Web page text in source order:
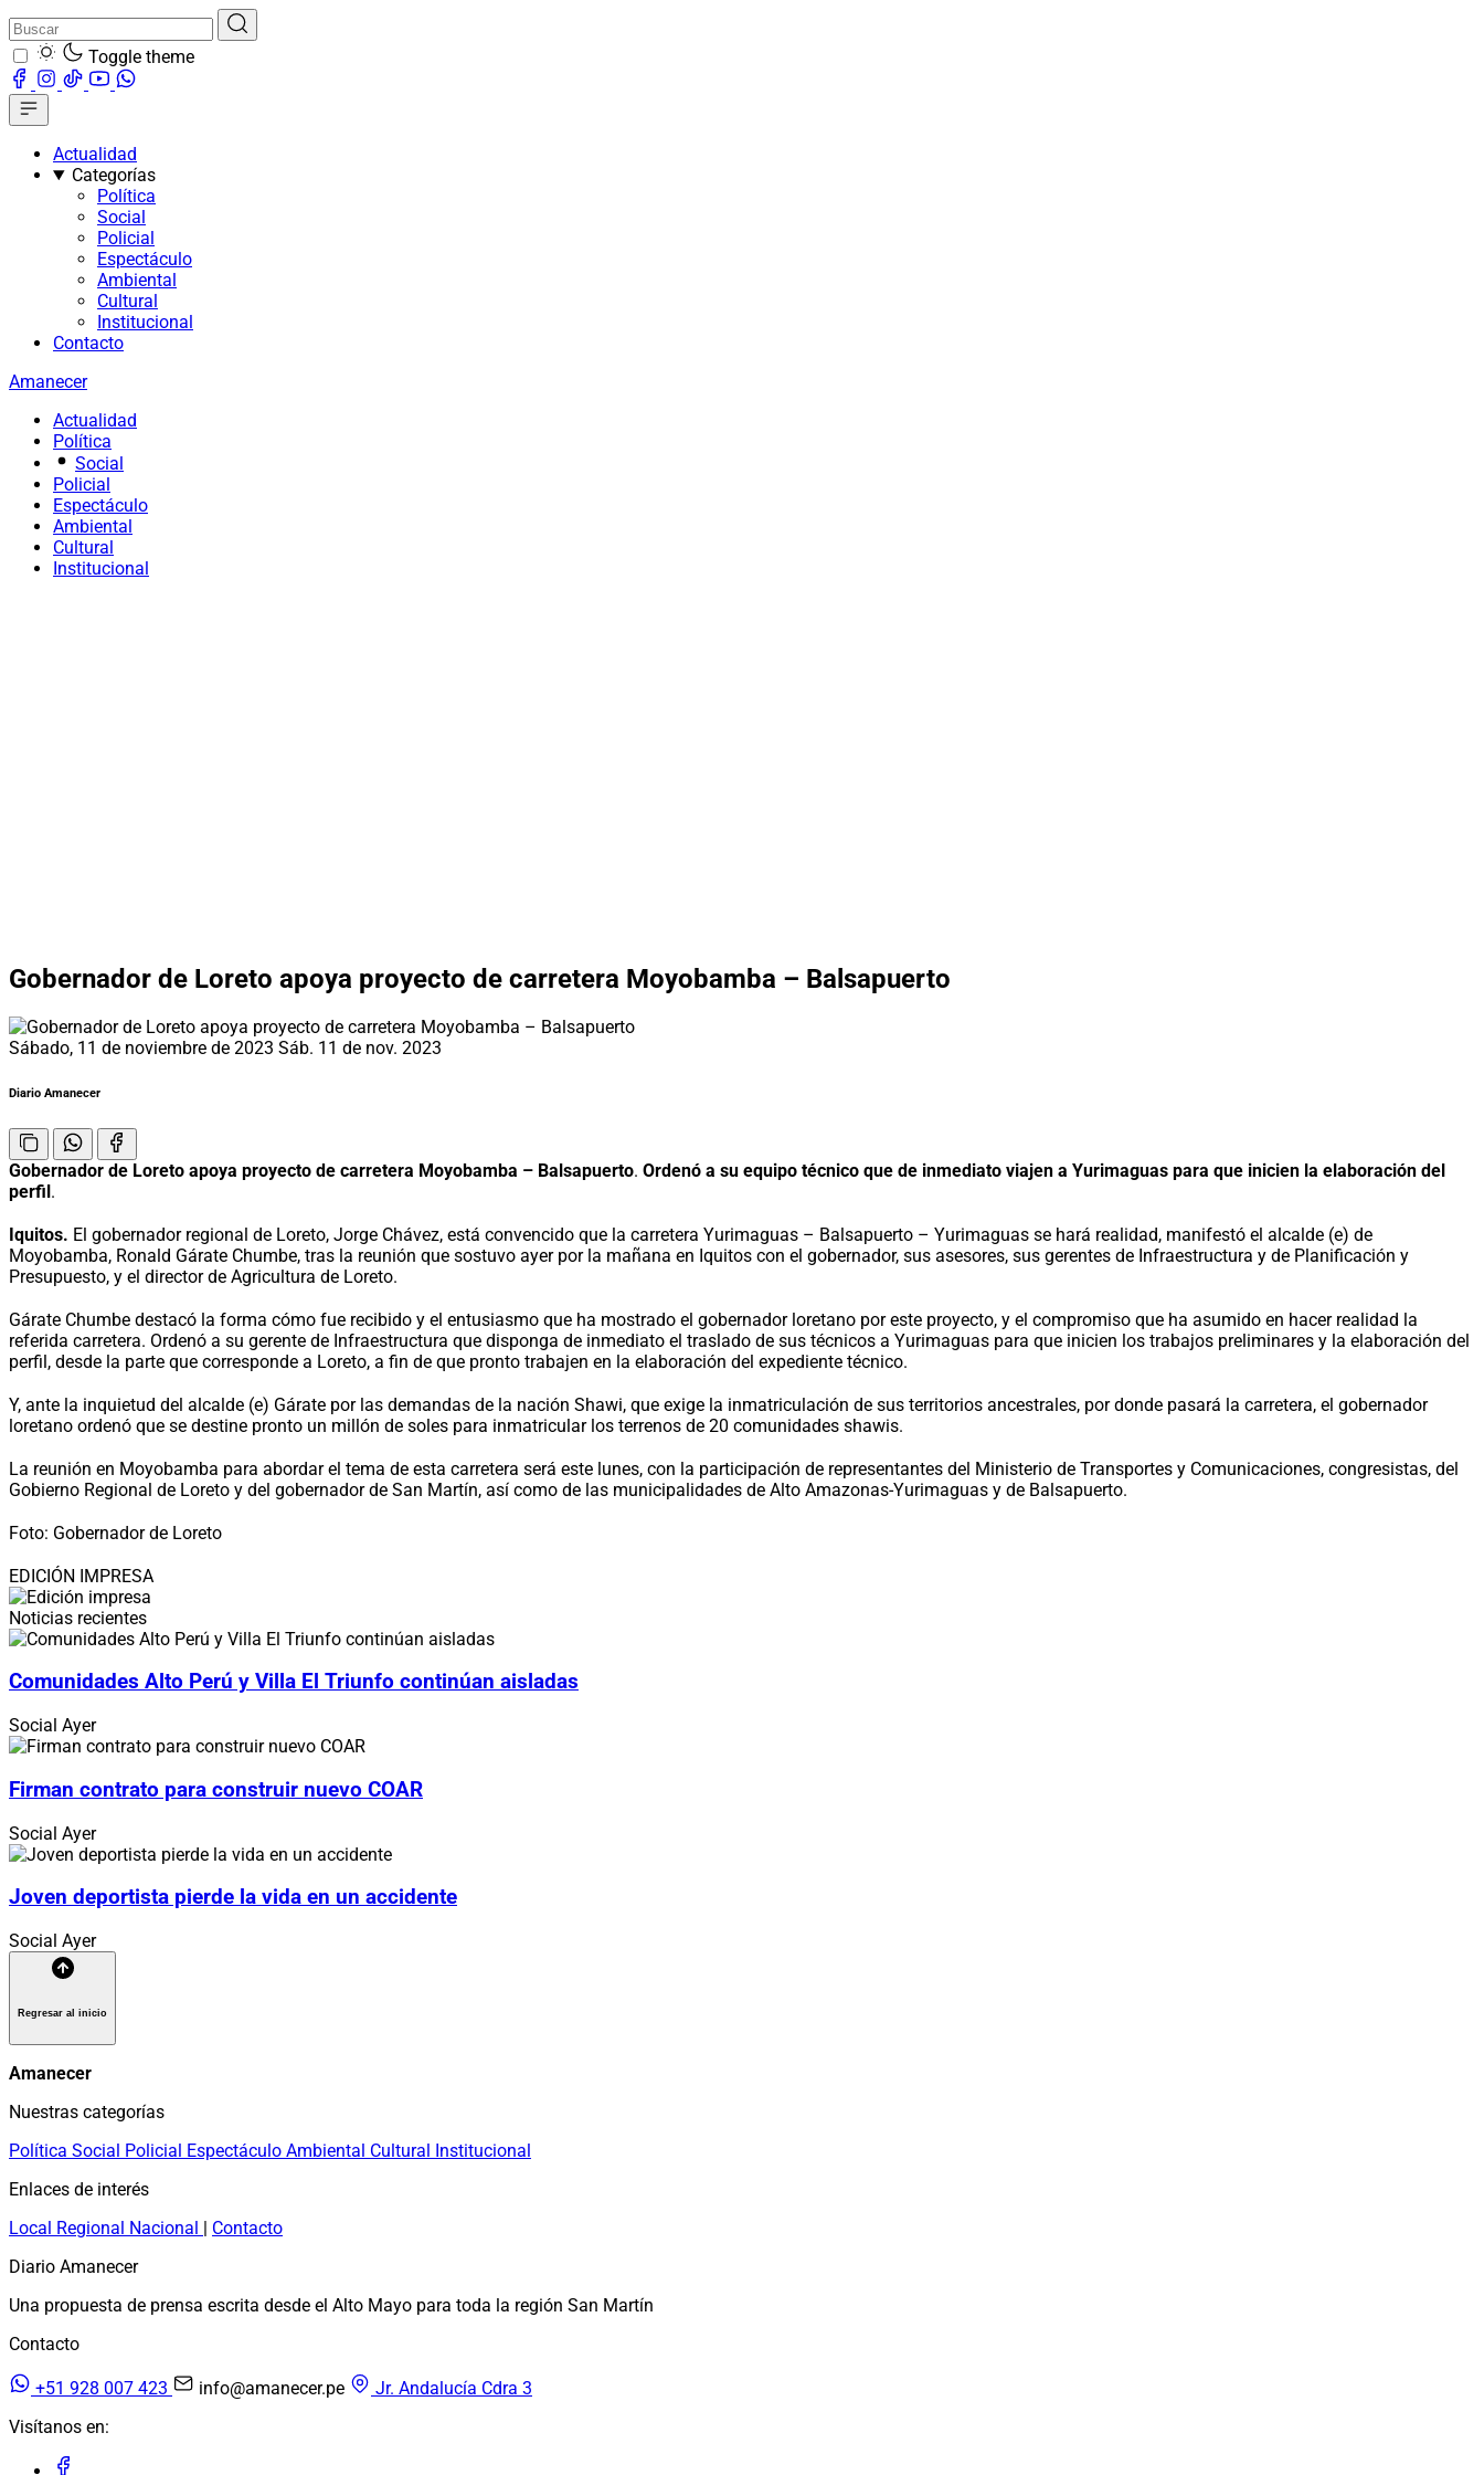
Toggle theme
Actualidad
Categorías
Política
Social
Policial
Espectáculo
Ambiental
Cultural
Institucional
Contacto
Amanecer
Actualidad
Política
Social
Policial
Espectáculo
Ambiental
Cultural
Institucional
Gobernador de Loreto apoya proyecto de carretera Moyobamba – Balsapuerto
Sábado, 11 de noviembre de 2023 Sáb. 11 de nov. 2023
Diario Amanecer
Gobernador de Loreto apoya proyecto de carretera Moyobamba – Balsapuerto. Ordenó a su equipo técnico que de inmediato viajen a Yurimaguas para que inicien la elaboración del
perfil.
Iquitos. El gobernador regional de Loreto, Jorge Chávez, está convencido que la carretera Yurimaguas – Balsapuerto – Yurimaguas se hará realidad, manifestó el alcalde (e) de
Moyobamba, Ronald Gárate Chumbe, tras la reunión que sostuvo ayer por la mañana en Iquitos con el gobernador, sus asesores, sus gerentes de Infraestructura y de Planificación y
Presupuesto, y el director de Agricultura de Loreto.
Gárate Chumbe destacó la forma cómo fue recibido y el entusiasmo que ha mostrado el gobernador loretano por este proyecto, y el compromiso que ha asumido en hacer realidad la
referida carretera. Ordenó a su gerente de Infraestructura que disponga de inmediato el traslado de sus técnicos a Yurimaguas para que inicien los trabajos preliminares y la elaboración del
perfil, desde la parte que corresponde a Loreto, a fin de que pronto trabajen en la elaboración del expediente técnico.
Y, ante la inquietud del alcalde (e) Gárate por las demandas de la nación Shawi, que exige la inmatriculación de sus territorios ancestrales, por donde pasará la carretera, el gobernador
loretano ordenó que se destine pronto un millón de soles para inmatricular los terrenos de 20 comunidades shawis.
La reunión en Moyobamba para abordar el tema de esta carretera será este lunes, con la participación de representantes del Ministerio de Transportes y Comunicaciones, congresistas, del
Gobierno Regional de Loreto y del gobernador de San Martín, así como de las municipalidades de Alto Amazonas-Yurimaguas y de Balsapuerto.
Foto: Gobernador de Loreto
EDICIÓN IMPRESA
Noticias recientes
Comunidades Alto Perú y Villa El Triunfo continúan aisladas
Social Ayer
Firman contrato para construir nuevo COAR
Social Ayer
Joven deportista pierde la vida en un accidente
Social Ayer
Regresar al inicio
Amanecer
Nuestras categorías
Política Social Policial Espectáculo Ambiental Cultural Institucional
Enlaces de interés
Local Regional Nacional | Contacto
Diario Amanecer
Una propuesta de prensa escrita desde el Alto Mayo para toda la región San Martín
Contacto
+51 928 007 423 info@amanecer.pe
Jr. Andalucía Cdra 3
Visítanos en: